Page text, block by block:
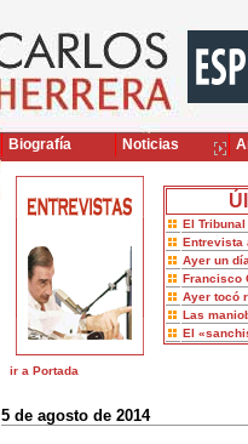
El
Entrevista
Ayer un
Francisco
Ayer tocó
Las
El
ir a Portada
5 de agosto de 2014
Biografía Noticias